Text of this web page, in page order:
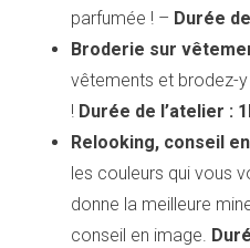
parfumée ! – Durée
Broderie sur
vêtements et brodez-
! Durée de l’atelier :
Relooking, conseil
les couleurs qui vous
donne la meilleure
conseil en image.